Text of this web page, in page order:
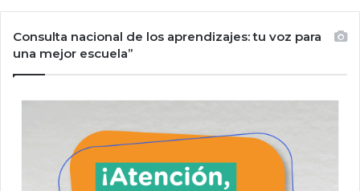
Consulta nacional de los aprendizajes: tu voz para
una mejor escuela”